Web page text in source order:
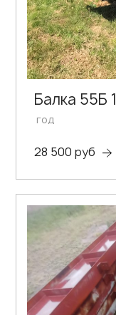
Балка 55Б 1
год
28 500 руб